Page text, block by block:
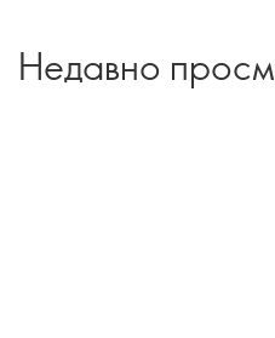
Недавно